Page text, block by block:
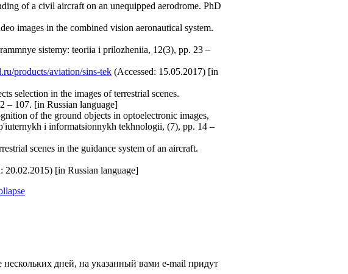
of a civil aircraft on an unequipped aerodrome. PhD
images in the combined vision aeronautical system.
sistemy: teoriia i prilozheniia, 12(3), pp. 23 –
products/aviation/sins-tek (Accessed: 15.05.2017) [in
selection in the images of terrestrial scenes.
– 107. [in Russian language]
of the ground objects in optoelectronic images,
i informatsionnykh tekhnologii, (7), pp. 14 –
scenes in the guidance system of an aircraft.
20.02.2015) [in Russian language]
нескольких дней, на указанный вами e-mail придут